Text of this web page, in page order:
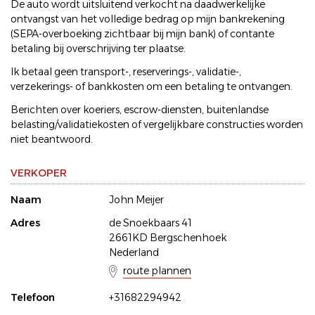
De auto wordt uitsluitend verkocht na daadwerkelijke
ontvangst van het volledige bedrag op mijn bankrekening
(SEPA-overboeking zichtbaar bij mijn bank) of contante
betaling bij overschrijving ter plaatse.
Ik betaal geen transport-, reserverings-, validatie-,
verzekerings- of bankkosten om een betaling te ontvangen.
Berichten over koeriers, escrow-diensten, buitenlandse
belasting/validatiekosten of vergelijkbare constructies worden
niet beantwoord.
VERKOPER
Naam
John Meijer
Adres
de Snoekbaars 41
2661KD Bergschenhoek
Nederland
route plannen
Telefoon
+31682294942